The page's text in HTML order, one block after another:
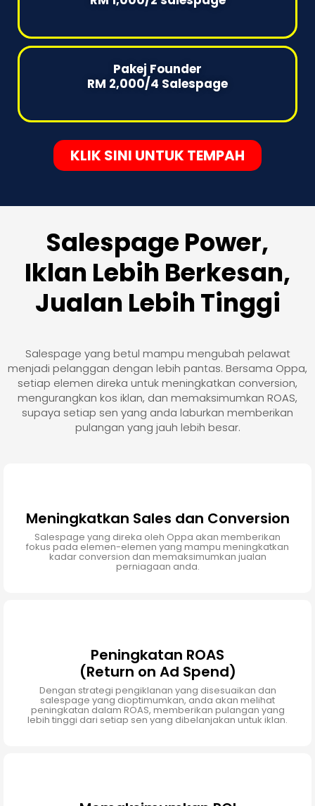
Pakej Founder
RM 2,000/4 Salespage
KLIK SINI UNTUK TEMPAH
Salespage Power,
Iklan Lebih Berkesan,
Jualan Lebih Tinggi
Salespage yang betul mampu mengubah pelawat
menjadi pelanggan dengan lebih pantas. Bersama Oppa,
setiap elemen direka untuk meningkatkan conversion,
mengurangkan kos iklan, dan memaksimumkan ROAS,
supaya setiap sen yang anda laburkan memberikan
pulangan yang jauh lebih besar.
Meningkatkan Sales dan Conversion
Salespage yang direka oleh Oppa akan memberikan
fokus pada elemen-elemen yang mampu meningkatkan
kadar conversion dan memaksimumkan jualan
perniagaan anda.
Peningkatan ROAS
(Return on Ad Spend)
Dengan strategi pengiklanan yang disesuaikan dan
salespage yang dioptimumkan, anda akan melihat
peningkatan dalam ROAS, memberikan pulangan yang
lebih tinggi dari setiap sen yang dibelanjakan untuk iklan.